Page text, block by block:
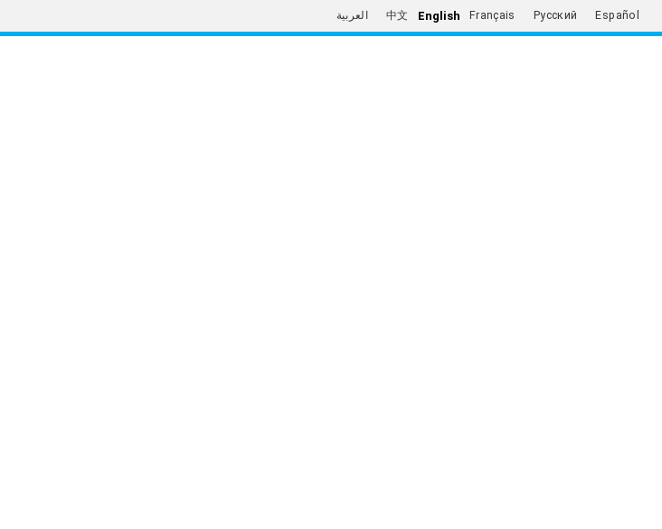
العربية 中文 English Français Русский Español